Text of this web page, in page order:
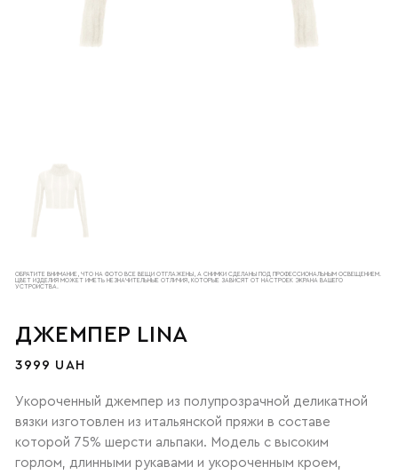
ОБРАТИТЕ ВНИМАНИЕ, ЧТО НА ФОТО ВСЕ ВЕЩИ ОТГЛАЖЕНЫ, А СНИМКИ СДЕЛАНЫ ПОД ПРОФЕССИОНАЛЬНЫМ ОСВЕЩЕНИЕМ.
ЦВЕТ ИЗДЕЛИЯ МОЖЕТ ИМЕТЬ НЕЗНАЧИТЕЛЬНЫЕ ОТЛИЧИЯ, КОТОРЫЕ ЗАВИСЯТ ОТ НАСТРОЕК ЭКРАНА ВАШЕГО
УСТРОЙСТВА.
ДЖЕМПЕР LINA
3999 UAH
Укороченный джемпер из полупрозрачной деликатной
вязки изготовлен из итальянской пряжи в составе
которой 75% шерсти альпаки. Модель с высоким
горлом, длинными рукавами и укороченным кроем,